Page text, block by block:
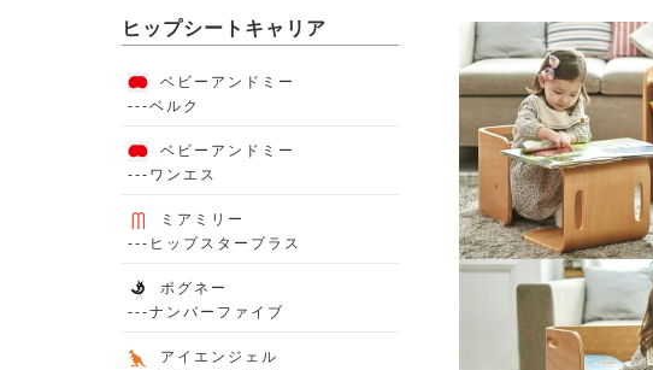
ヒップシートキャリア
ベビーアンドミー
---ベルク
ベビーアンドミー
---ワンエス
ミアミリー
---ヒップスタープラス
ポグネー
---ナンバーファイブ
アイエンジェル